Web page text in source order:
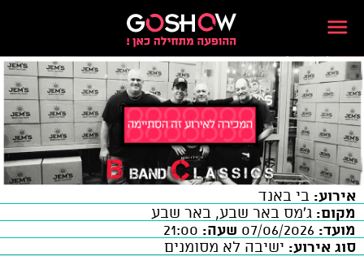
אירוע: בי באנד
מקום: ג'מס באר שבע, באר שבע
מועד:
שעה:
סוג אירוע: ישיבה לא מסומנים